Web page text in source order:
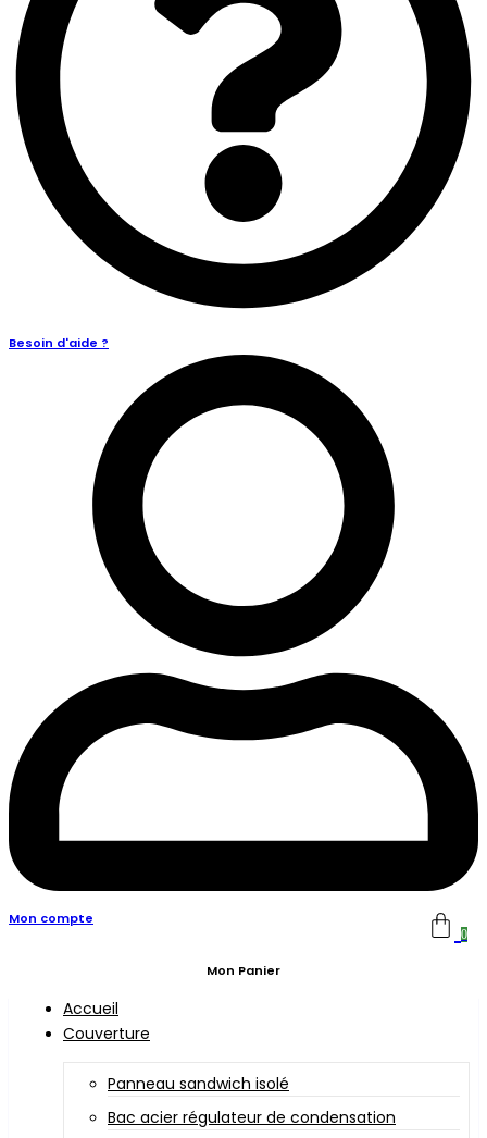
Besoin d'aide ?
Mon compte
0
Mon Panier
Accueil
Couverture
Panneau sandwich isolé
Bac acier régulateur de condensation